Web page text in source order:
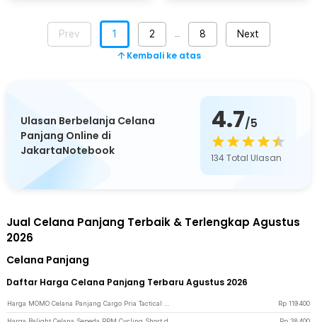
Prev 1 2 8 Next
Kembali ke atas
Ulasan Berbelanja Celana
Panjang Online di
JakartaNotebook
4.7/5
134Total Ulasan
Jual Celana Panjang Terbaik & Terlengkap Agustus
2026
Celana Panjang
Daftar Harga Celana Panjang Terbaru Agustus 2026
Rp 119.400